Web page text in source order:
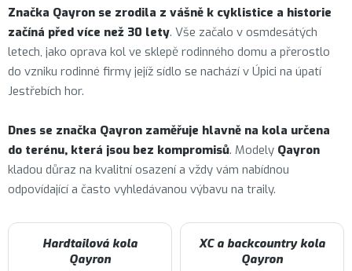
Značka Qayron se zrodila z vášně k cyklistice a historie
začíná před více než 30 lety. Vše začalo v osmdesátých
letech, jako oprava kol ve sklepě rodinného domu a přerostlo
do vzniku rodinné firmy jejíž sídlo se nachází v Úpici na úpatí
Jestřebích hor.
Dnes se značka Qayron zaměřuje hlavně na kola určena
do terénu, která jsou bez kompromisů. Modely Qayron
kladou důraz na kvalitní osazení a vždy vám nabídnou
odpovídající a často vyhledávanou výbavu na traily.
Hardtailová kola
Qayron
XC a backcountry kola
Qayron